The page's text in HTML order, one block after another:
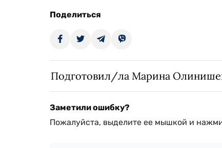
Поделиться
Подготовил/ла Марина
Заметили ошибку?
Пожалуйста, выделите ее мышкой и